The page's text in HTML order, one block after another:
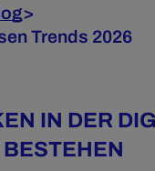
>
Trends 2026
IN DER